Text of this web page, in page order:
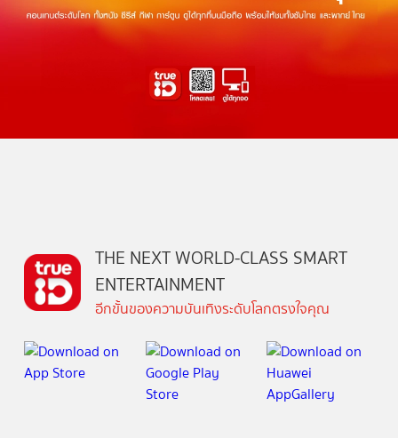
THE NEXT WORLD-CLASS SMART
ENTERTAINMENT
อีกขั้นของความบันเทิงระดับโลกตรงใจคุณ